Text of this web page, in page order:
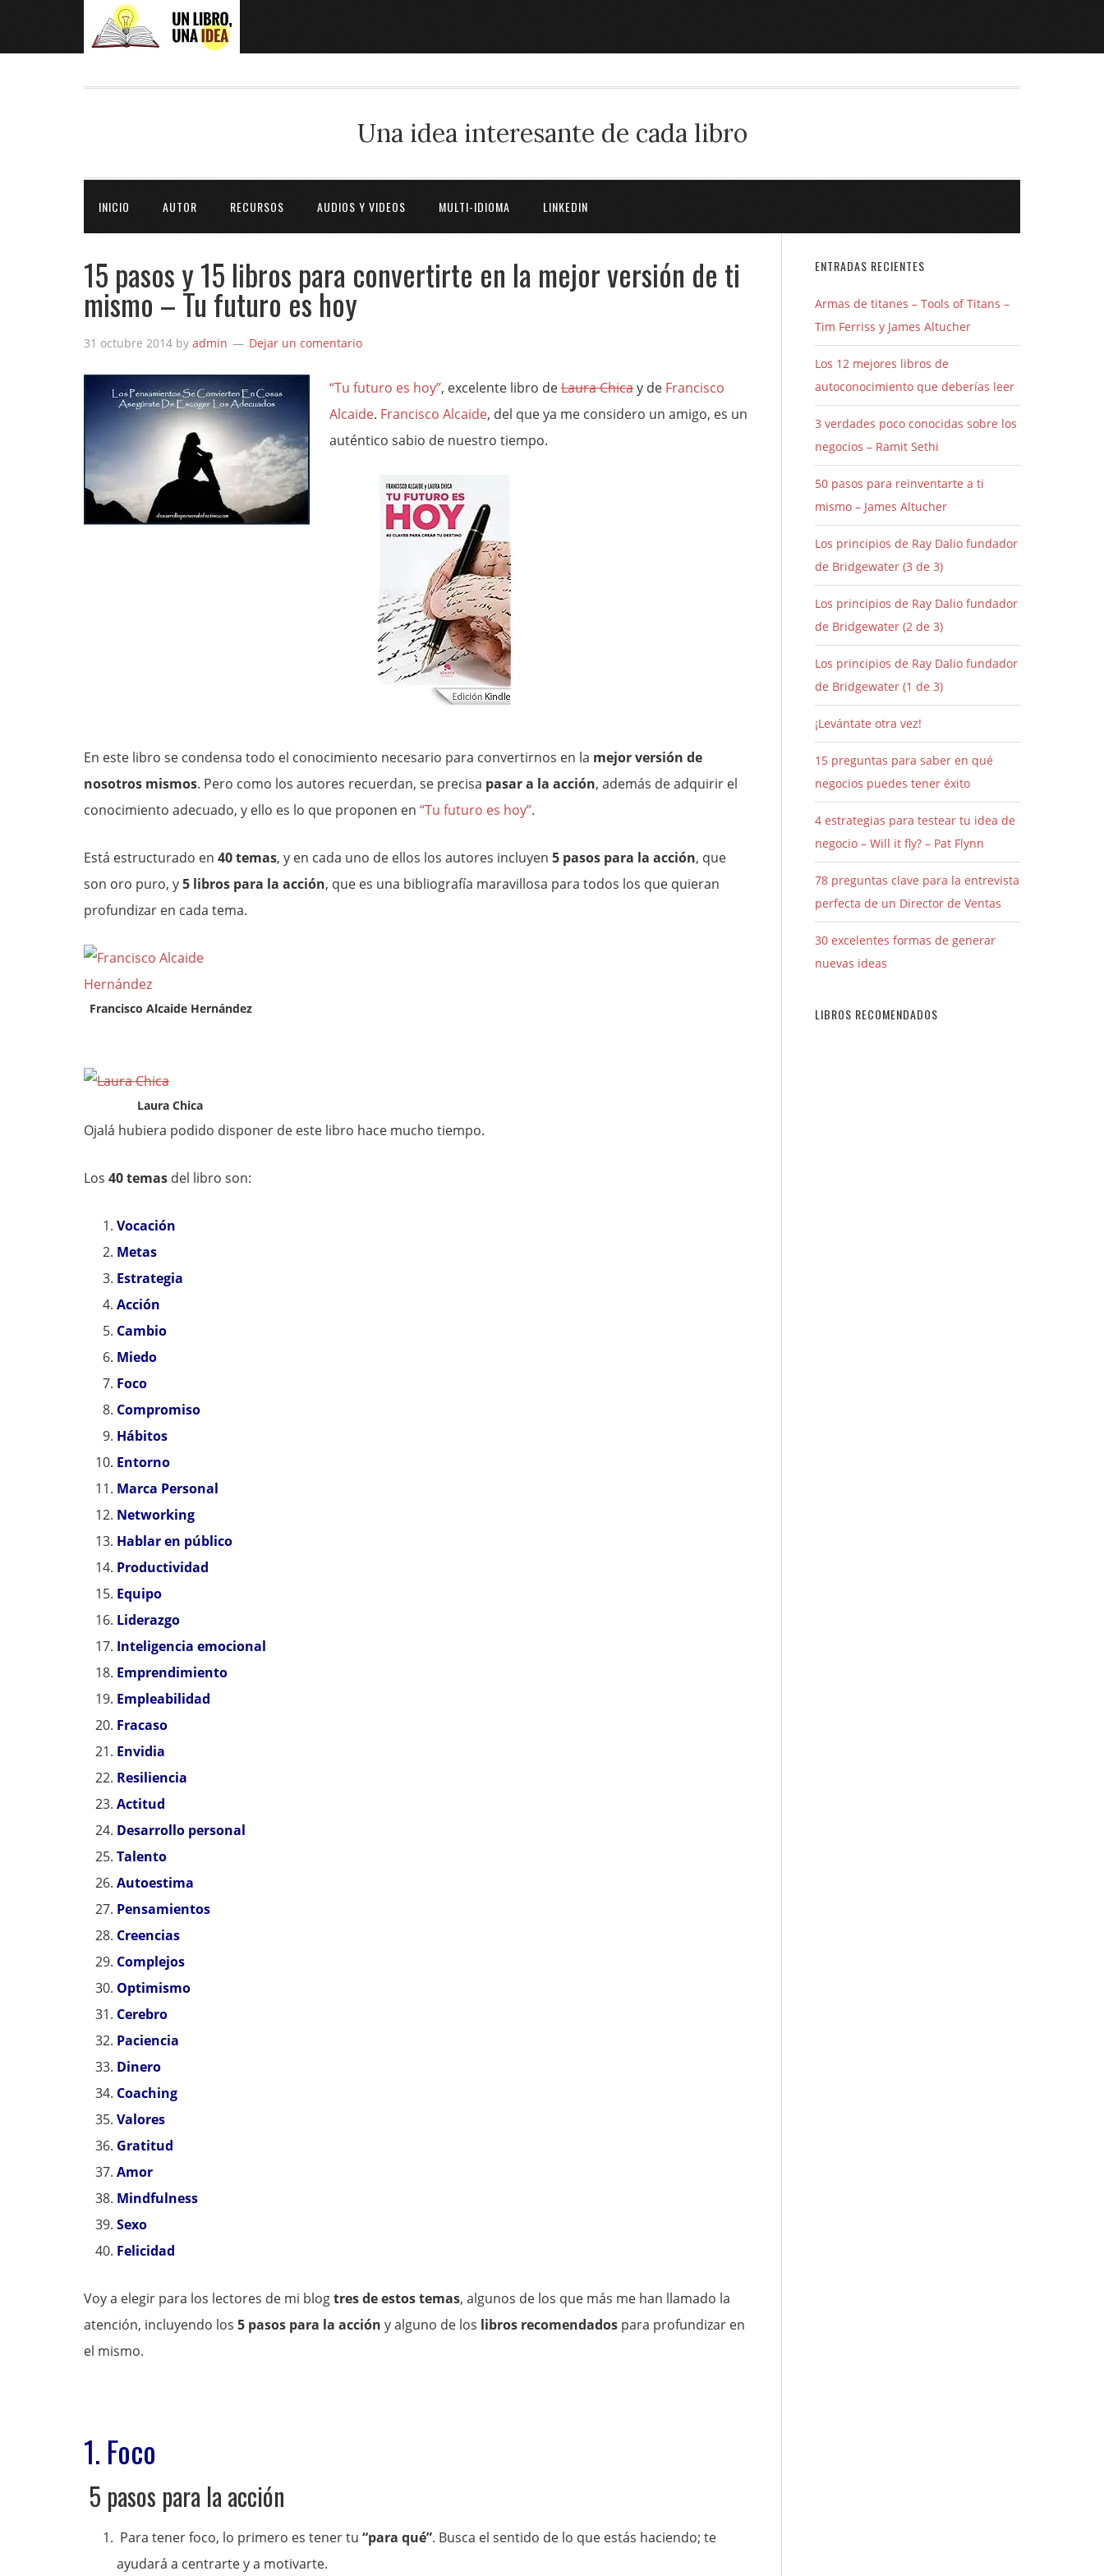
Una idea interesante de cada libro
INICIO AUTOR RECURSOS AUDIOS Y VIDEOS MULTI-IDIOMA LINKEDIN
15 pasos y 15 libros para convertirte en la mejor versión de ti
mismo – Tu futuro es hoy
31 octubre 2014 by admin Dejar un comentario
“Tu futuro es hoy”, excelente libro deLaura Chicay de Francisco
Alcaide. Francisco Alcaide, del que ya me considero un amigo, es un
auténtico sabio de nuestro tiempo.
En este libro se condensa todo el conocimiento necesario para convertirnos en la mejor versión de
nosotros mismos. Pero como los autores recuerdan, se precisa pasar a la acción, además de adquirir el
conocimiento adecuado, y ello es lo que proponen en “Tu futuro es hoy”.
Está estructurado en 40 temas, y en cada uno de ellos los autores incluyen 5 pasos para la acción, que
son oro puro, y5 libros para la acción, que es una bibliografía maravillosa para todos los que quieran
profundizar en cada tema.
Francisco Alcaide Hernández
Laura Chica
Ojalá hubiera podido disponer de este libro hace mucho tiempo.
Los 40 temas del libro son:
Vocación
Metas
Estrategia
Acción
Cambio
Miedo
Foco
Compromiso
Hábitos
Entorno
Marca Personal
Networking
Hablar en público
Productividad
Equipo
Liderazgo
Inteligencia emocional
Emprendimiento
Empleabilidad
Fracaso
Envidia
Resiliencia
Actitud
Desarrollo personal
Talento
Autoestima
Pensamientos
Creencias
Complejos
Optimismo
Cerebro
Paciencia
Dinero
Coaching
Valores
Gratitud
Amor
Mindfulness
Sexo
Felicidad
Voy a elegir para los lectores de mi blogtres de estos temas, algunos de los que más me han llamado la
atención, incluyendo los 5 pasos para la acción y alguno de los libros recomendados para profundizar en
el mismo.
1. Foco
5 pasos para la acción
Para tener foco, lo primero es tener tu “para qué”. Busca el sentido de lo que estás haciendo; te
ayudará a centrarte y a motivarte.
ENTRADAS RECIENTES
Armas de titanes – Tools of Titans –
Tim Ferriss y James Altucher
Los 12 mejores libros de
autoconocimiento que deberías leer
3 verdades poco conocidas sobre los
negocios – Ramit Sethi
50 pasos para reinventarte a ti
mismo – James Altucher
Los principios de Ray Dalio fundador
de Bridgewater (3 de 3)
Los principios de Ray Dalio fundador
de Bridgewater (2 de 3)
Los principios de Ray Dalio fundador
de Bridgewater (1 de 3)
¡Levántate otra vez!
15 preguntas para saber en qué
negocios puedes tener éxito
4 estrategias para testear tu idea de
negocio – Will it fly? – Pat Flynn
78 preguntas clave para la entrevista
perfecta de un Director de Ventas
30 excelentes formas de generar
nuevas ideas
LIBROS RECOMENDADOS